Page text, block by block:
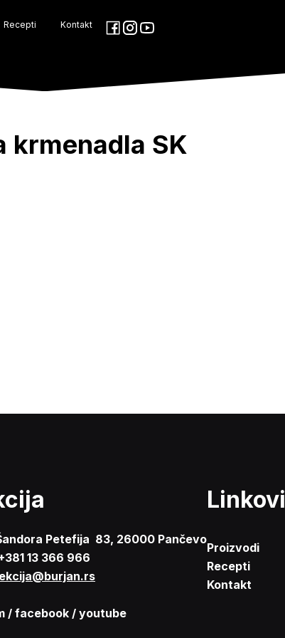
Recepti Kontakt
krmenadla SK
Petefija 83, 26000 Pančevo
13 366 966
/ facebook / youtube
Linkovi
Proizvodi
Recepti
Kontakt